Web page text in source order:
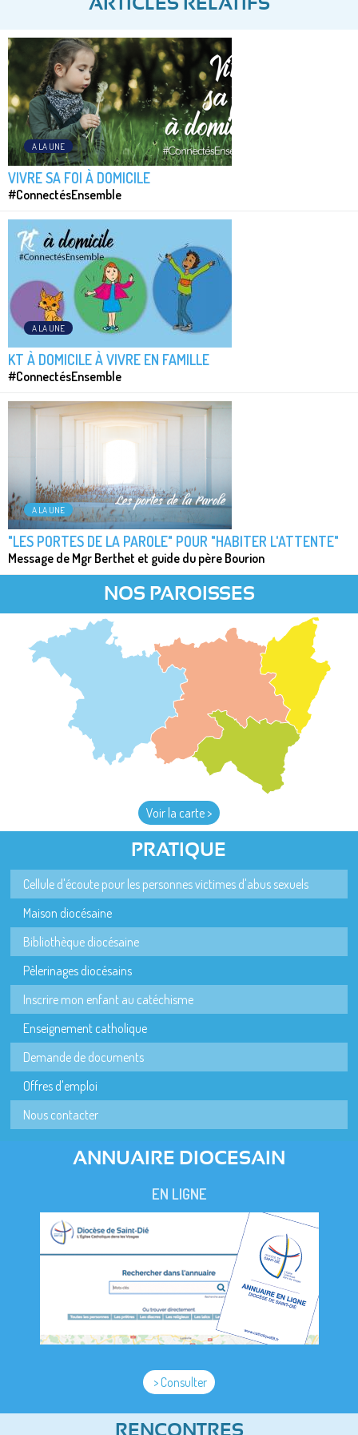
A LA UNE
VIVRE SA FOI À DOMICILE
#ConnectésEnsemble
A LA UNE
KT À DOMICILE À VIVRE EN FAMILLE
#ConnectésEnsemble
A LA UNE
"LES PORTES DE LA PAROLE" POUR "HABITER L'ATTENTE"
Message de Mgr Berthet et guide du père Bourion
NOS PAROISSES
Voir la carte >
PRATIQUE
Cellule d'écoute pour les personnes victimes d'abus sexuels
Maison diocésaine
Bibliothèque diocésaine
Pèlerinages diocésains
Inscrire mon enfant au catéchisme
Enseignement catholique
Demande de documents
Offres d'emploi
Nous contacter
ANNUAIRE DIOCESAIN
EN LIGNE
> Consulter
RENCONTRES